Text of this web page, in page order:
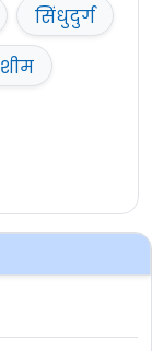
सिंधुदुर्ग